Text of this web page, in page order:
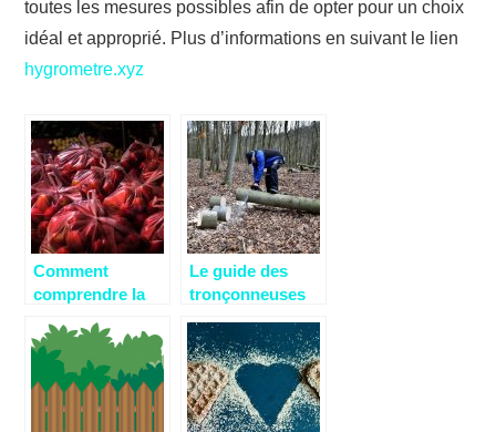
toutes les mesures possibles afin de opter pour un choix
idéal et approprié. Plus d’informations en suivant le lien
hygrometre.xyz
Comment
comprendre la
vide?
Le guide des
tronçonneuses